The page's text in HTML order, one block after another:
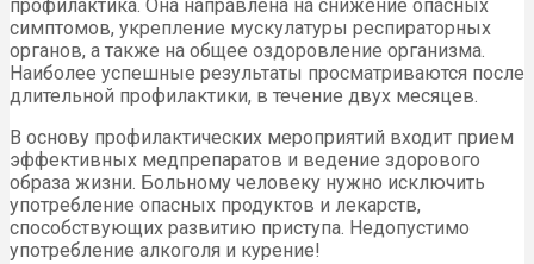
профилактика. Она направлена на снижение опасных
симптомов, укрепление мускулатуры респираторных
органов, а также на общее оздоровление организма.
Наиболее успешные результаты просматриваются после
длительной профилактики, в течение двух месяцев.
В основу профилактических мероприятий входит прием
эффективных медпрепаратов и ведение здорового
образа жизни. Больному человеку нужно исключить
употребление опасных продуктов и лекарств,
способствующих развитию приступа. Недопустимо
употребление алкоголя и курение!